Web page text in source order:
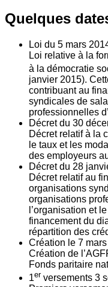
Quelques
Loi du 5 mars
Loi relative à la
à la démocratie
janvier 2015).
contribuant au
syndicales de
professionnelles
Décret du 30
Décret relatif à la
le taux et les
des employeurs
Décret du 28
Décret relatif au
organisations
organisations
l’organisation et
financement du
répartition des
Création le 7
Création de
Fonds paritaire
1er versements 3